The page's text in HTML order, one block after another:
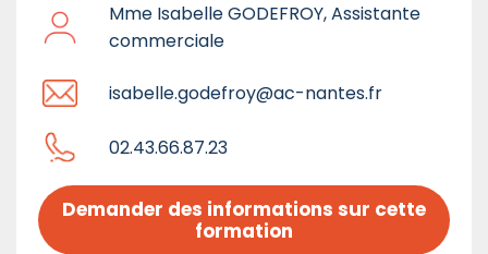
Mme Isabelle GODEFROY, Assistante
commerciale
isabelle.godefroy@ac-nantes.fr
02.43.66.87.23
Demander des informations sur cette
formation